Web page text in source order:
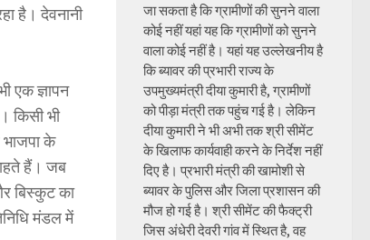
है। देवनानी
एक ज्ञापन
किसी भी
के
हैं। जब
बिस्कुट का
मंडल में
जा सकता है कि ग्रामीणों की सुनने वाला
कोई नहीं यहां यह कि ग्रामीणों को सुनने
वाला कोई नहीं है। यहां यह उल्लेखनीय है
कि ब्यावर की प्रभारी राज्य के
उपमुख्यमंत्री दीया कुमारी है, ग्रामीणों
को पीड़ा मंत्री तक पहुंच गई है। लेकिन
दीया कुमारी ने भी अभी तक श्री सीमेंट
के खिलाफ कार्यवाही करने के निर्देश नहीं
दिए है। प्रभारी मंत्री की खामोशी से
ब्यावर के पुलिस और जिला प्रशासन की
मौज हो गई है। श्री सीमेंट की फैक्ट्री
जिस अंधेरी देवरी गांव में स्थित है, वह